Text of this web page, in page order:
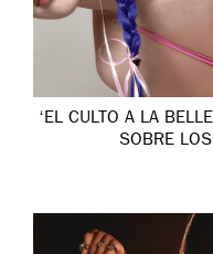
‘EL CULTO A LA
SOBRE